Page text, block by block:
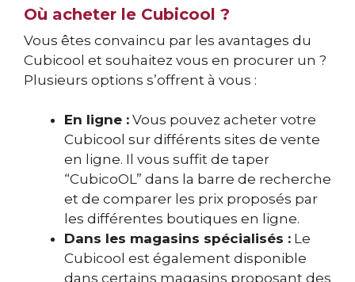
Où acheter le Cubicool ?
Vous êtes convaincu par les avantages du
Cubicool et souhaitez vous en procurer un ?
Plusieurs options s’offrent à vous :
En ligne : Vous pouvez acheter votre
Cubicool sur différents sites de vente
en ligne. Il vous suffit de taper
“CubicoOL” dans la barre de recherche
et de comparer les prix proposés par
les différentes boutiques en ligne.
Dans les magasins spécialisés : Le
Cubicool est également disponible
dans certains magasins proposant des